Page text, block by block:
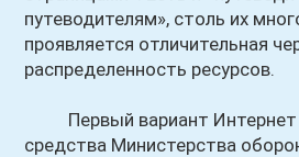
путеводителям», столь их
проявляется отличительная
распределенность ресурсов.
Первый вариант Интернет
средства Министерства